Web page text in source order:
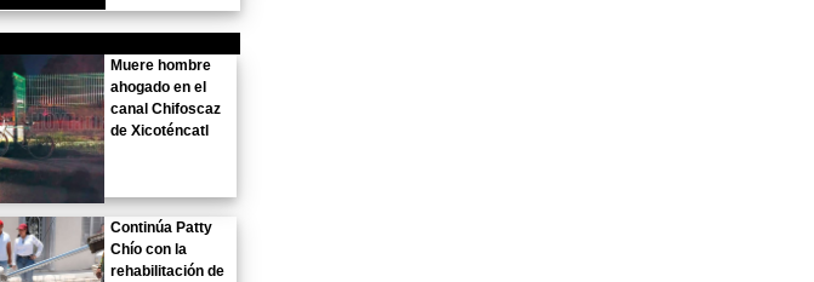
Muere hombre
ahogado en el
canal Chifoscaz
de Xicoténcatl
Continúa Patty
Chío con la
rehabilitación de